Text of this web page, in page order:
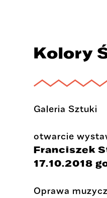
Kolory
Galeria Sztuki
otwarcie
Franciszek
17.10.2018
Oprawa